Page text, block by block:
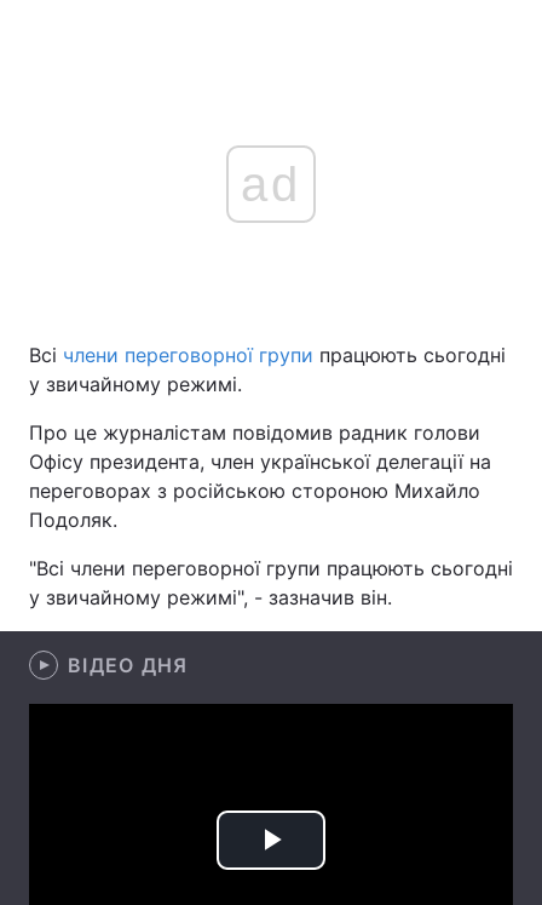
Україна Політика
Спорт Наука
Техно і зв'язок Лайт
Зброя Інциденти
Цікавинки
ad
Всі члени переговорної групи працюють сьогодні
у звичайному режимі.
Про це журналістам повідомив радник голови
Офісу президента, член української делегації на
переговорах з російською стороною Михайло
Подоляк.
"Всі члени переговорної групи працюють сьогодні
у звичайному режимі", - зазначив він.
ВІДЕО ДНЯ
Play